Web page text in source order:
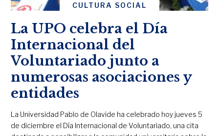
CULTURA SOCIAL
La UPO celebra el Día
Internacional del
Voluntariado junto a
numerosas asociaciones y
entidades
La Universidad Pablo de Olavide ha celebrado hoy jueves 5
de diciembre el Día Internacional de Voluntariado, una cita